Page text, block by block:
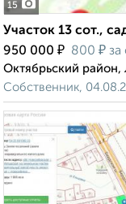
15
Участок 13 сот.,
950 000 ₽ 800 ₽ за
Октябрьский район,
Собственник,